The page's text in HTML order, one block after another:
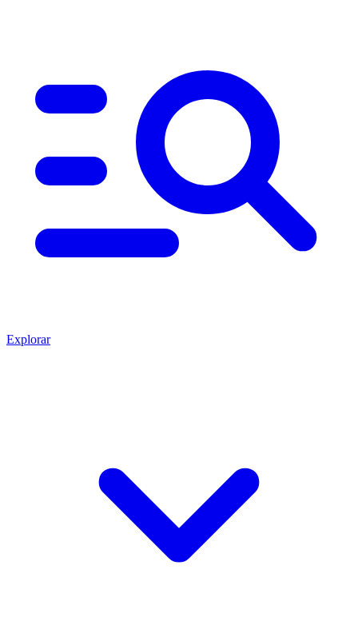
Explorar